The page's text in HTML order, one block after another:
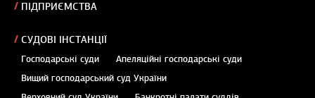
ПІДПРИЄМСТВА
СУДОВІ ІНСТАНЦІЇ
Господарські суди
Апеляційні господарські суди
Вищий господарський суд України